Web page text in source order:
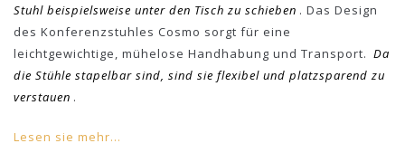
Stuhl beispielsweise unter den Tisch zu schieben . Das Design
des Konferenzstuhles Cosmo sorgt für eine
leichtgewichtige, mühelose Handhabung und Transport. Da
die Stühle stapelbar sind, sind sie flexibel und platzsparend zu
verstauen .
Lesen sie mehr...